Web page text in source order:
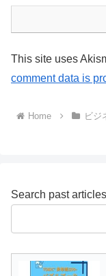
This site uses
comment data is
Home ビジ
Search past